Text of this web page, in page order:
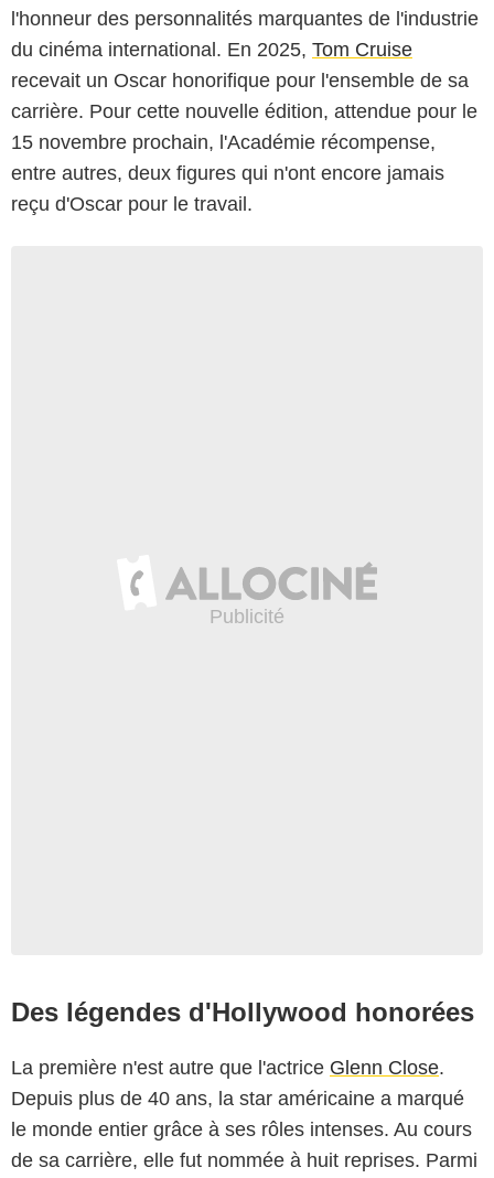
l'honneur des personnalités marquantes de l'industrie
du cinéma international. En 2025, Tom Cruise
recevait un Oscar honorifique pour l'ensemble de sa
carrière. Pour cette nouvelle édition, attendue pour le
15 novembre prochain, l'Académie récompense,
entre autres, deux figures qui n'ont encore jamais
reçu d'Oscar pour le travail.
Des légendes d'Hollywood honorées
La première n'est autre que l'actrice Glenn Close.
Depuis plus de 40 ans, la star américaine a marqué
le monde entier grâce à ses rôles intenses. Au cours
de sa carrière, elle fut nommée à huit reprises. Parmi